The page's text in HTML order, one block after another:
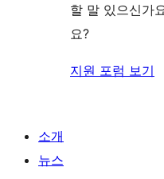
할 말 있으신가
요?
지원 포럼 보기
소개
뉴스